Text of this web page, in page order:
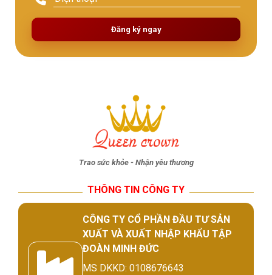
Đăng ký ngay
Trao sức khỏe - Nhận yêu thương
THÔNG TIN CÔNG TY
CÔNG TY CỔ PHẦN ĐẦU TƯ SẢN
XUẤT VÀ XUẤT NHẬP KHẨU TẬP
ĐOÀN MINH ĐỨC
MS DKKD: 0108676643